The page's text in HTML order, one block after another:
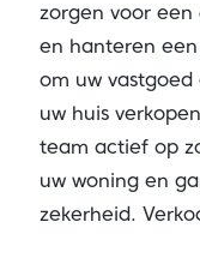
zorgen voor een
en hanteren
om uw
uw huis
team actief op
uw woning en
zekerheid.